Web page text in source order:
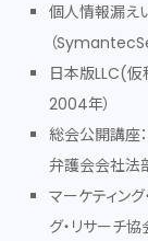
個人情報漏え
（
日本版LLC(仮
2004年）
総会公開講座
弁護会会社法
マーケティング
グ・リサーチ